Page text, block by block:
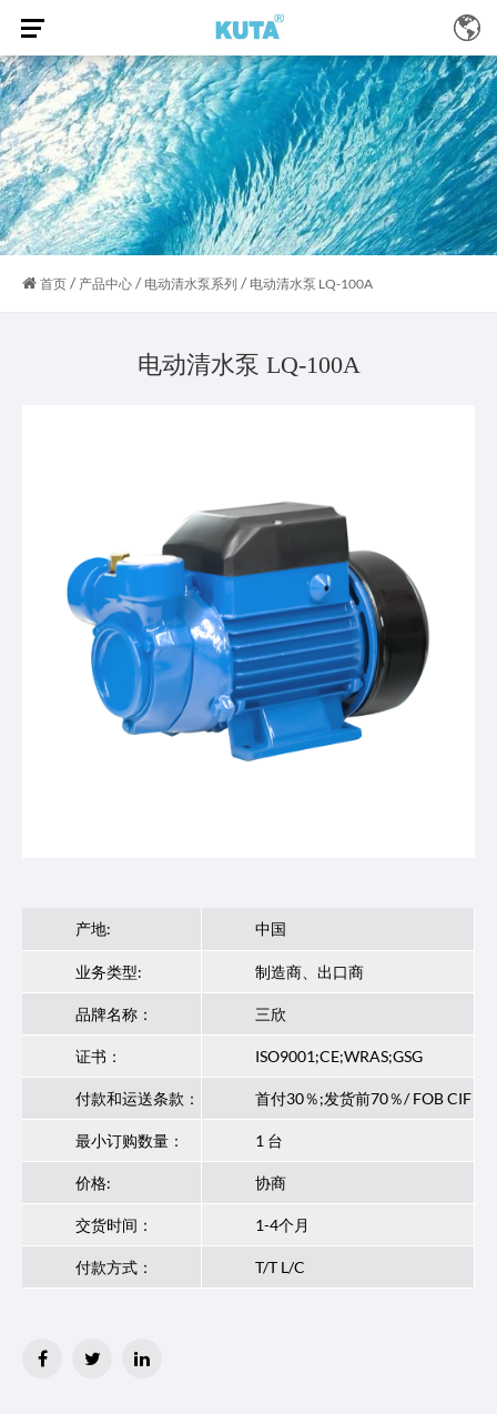
首页 / 产品中心 / 电动清水泵系列 / 电动清水泵 LQ-100A
电动清水泵 LQ-100A
产地: 中国
业务类型: 制造商、出口商
品牌名称： 三欣
证书： ISO9001;CE;WRAS;GSG
付款和运送条款： 首付30％;发货前70％/ FOB CIF
最小订购数量： 1 台
价格: 协商
交货时间： 1-4个月
付款方式： T/T L/C